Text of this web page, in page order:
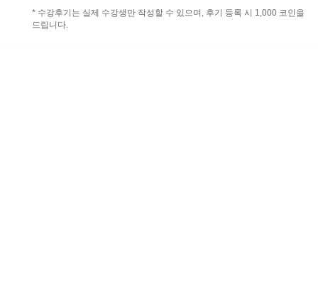
* 수강후기는 실제 수강생만 작성할 수 있으며, 후기 등록 시 1,000 코인을
드립니다.